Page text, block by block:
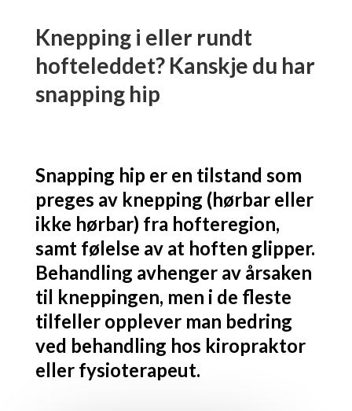
Knepping i eller rundt
hofteleddet? Kanskje du har
snapping hip
Snapping hip er en tilstand som
preges av knepping (hørbar eller
ikke hørbar) fra hofteregion,
samt følelse av at hoften glipper.
Behandling avhenger av årsaken
til kneppingen, men i de fleste
tilfeller opplever man bedring
ved behandling hos kiropraktor
eller fysioterapeut.